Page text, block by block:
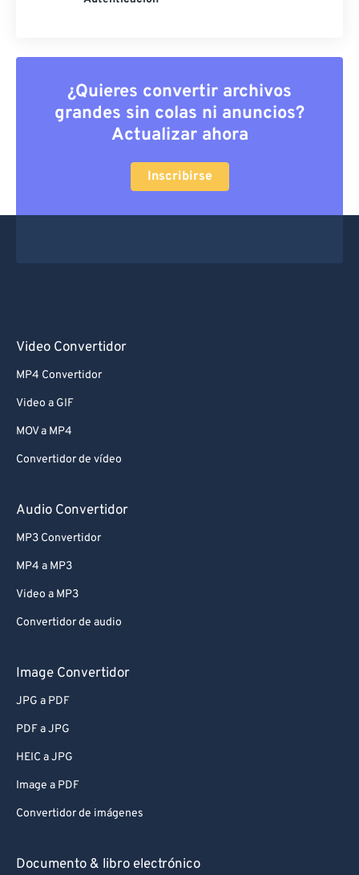
¿Quieres convertir archivos
grandes sin colas ni anuncios?
Actualizar ahora
Inscribirse
Video Convertidor
MP4 Convertidor
Video a GIF
MOV a MP4
Convertidor de vídeo
Audio Convertidor
MP3 Convertidor
MP4 a MP3
Video a MP3
Convertidor de audio
Image Convertidor
JPG a PDF
PDF a JPG
HEIC a JPG
Image a PDF
Convertidor de imágenes
Documento & libro electrónico